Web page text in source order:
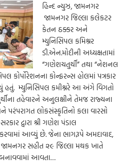
હિન્દ ન્યુઝ, જામનગર
જામનગર જિલ્લા કલેકટર
કેતન ઠક્કર અને
મ્યુનિસિપલ કમિશ્નર
ડી.એન.મોદીની અધ્યક્ષતામાં
“ગણેશચતુર્થી” તથા “નેશનલ
કોર્પોરેશનના કોન્ફરન્સ હોલમાં પત્રકાર
મ્યુનિસિપલ કમીશ્નરે આ અંગે વિગતો
તહેવારને અનુલક્ષીને તેમજ રાજ્યના
લોકસંસ્કૃતિનો કલા વારસો
દ્વારા શ્રી ગણેશ પંડાલ
આવ્યું છે. જેના ભાગરૂપે અમદાવાદ,
જામનગર સહીત ૨૯ જિલ્લા મથક ખાતે
આવતા…